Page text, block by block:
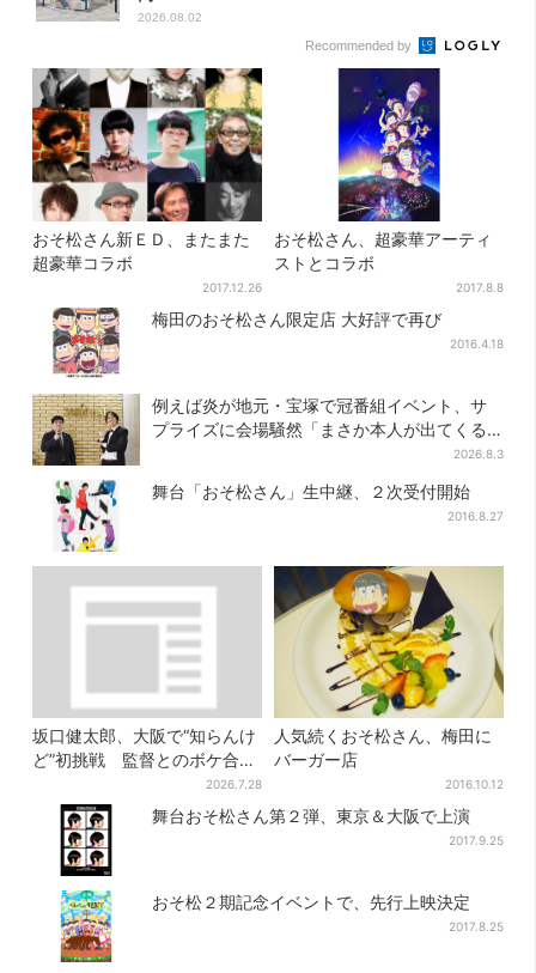
2026.08.02
Recommended by
おそ松さん新ＥＤ、またまた
超豪華コラボ
2017.12.26
おそ松さん、超豪華アーティ
ストとコラボ
2017.8.8
梅田のおそ松さん限定店 大好評で再び
2016.4.18
例えば炎が地元・宝塚で冠番組イベント、サ
プライズに会場騒然「まさか本人が出てくる
2026.8.3
舞台「おそ松さん」生中継、２次受付開始
2016.8.27
坂口健太郎、大阪で“知らんけ
ど”初挑戦 監督とのボケ合戦
2026.7.28
人気続くおそ松さん、梅田に
バーガー店
2016.10.12
舞台おそ松さん第２弾、東京＆大阪で上演
2017.9.25
おそ松２期記念イベントで、先行上映決定
2017.8.25